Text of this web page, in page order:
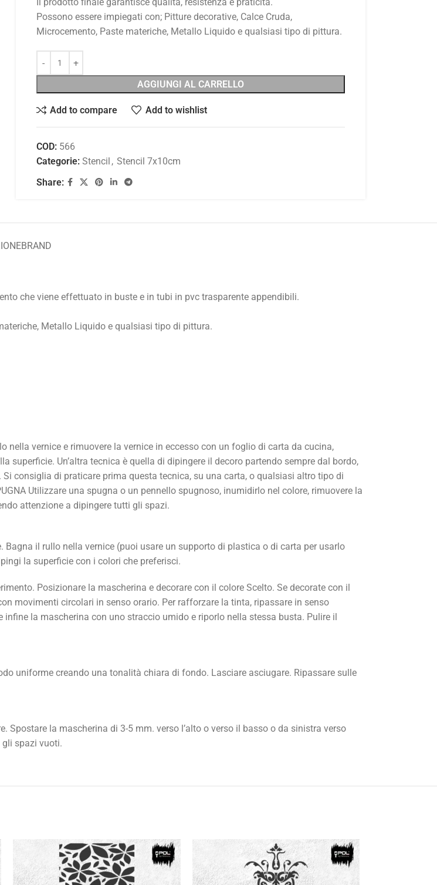
Possono essere impiegati con; Pitture decorative, Calce Cruda,
Microcemento, Paste materiche, Metallo Liquido e qualsiasi tipo di pittura.
AGGIUNGI AL CARRELLO
Add to compare Add to wishlist
COD: 566
Categorie: Stencil , Stencil 7x10cm
Share:
BRAND
che viene effettuato in buste e in tubi in pvc trasparente appendibili.
Metallo Liquido e qualsiasi tipo di pittura.
nella vernice e rimuovere la vernice in eccesso con un foglio di carta da cucina,
Un’altra tecnica è quella di dipingere il decoro partendo sempre dal bordo,
consiglia di praticare prima questa tecnica, su una carta, o qualsiasi altro tipo di
Utilizzare una spugna o un pennello spugnoso, inumidirlo nel colore, rimuovere la
attenzione a dipingere tutti gli spazi.
il rullo nella vernice (puoi usare un supporto di plastica o di carta per usarlo
la superficie con i colori che preferisci.
Posizionare la mascherina e decorare con il colore Scelto. Se decorate con il
movimenti circolari in senso orario. Per rafforzare la tinta, ripassare in senso
la mascherina con uno straccio umido e riporlo nella stessa busta. Pulire il
uniforme creando una tonalità chiara di fondo. Lasciare asciugare. Ripassare sulle
Spostare la mascherina di 3-5 mm. verso l’alto o verso il basso o da sinistra verso
spazi vuoti.